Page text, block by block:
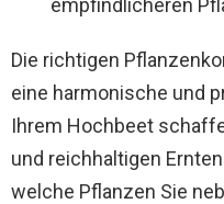
empfindlicheren
Die richtigen
eine harmonische und
Ihrem Hochbeet
und reichhaltigen
welche Pflanzen Sie